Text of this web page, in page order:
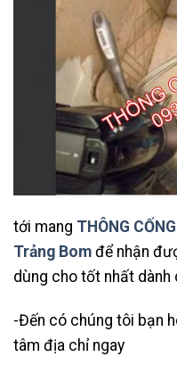
tới mang THÔNG
Trảng Bom để nhận
dùng cho tốt nhất dành
-Đến có chúng tôi bạn
tâm địa chỉ ngay